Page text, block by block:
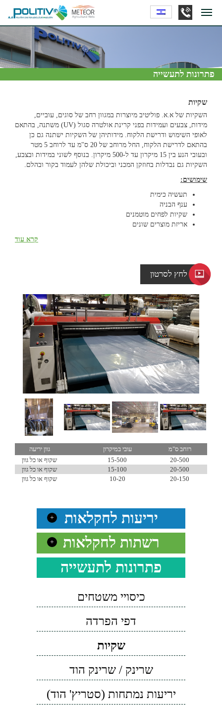
פתרונות לתעשייה
שקיות
השקיות של א.א. פוליטיב מיוצרות במגוון רחב של סוגים, עוביים,
מידות, צבעים ועמידות בפני קרינת אולטרה סגול (UV) משתנה, בהתאם
לאופי השימוש ודרישת הלקוח. מידותיהן של השקיות ישתנה גם כן
בהתאם לדרישת הלקוח, החל מרוחב של 20 ס"מ עד לרוחב 5 מטר
ובעובי הנע בין 15 מיקרון עד ל-500 מיקרון. בנוסף לשוני במידות ובצבע,
השקיות גם נבדלות בחוזקן המכני וביכולת שלהן לעמוד בקור ובהלם.
שימושים:
תעשיה כימית
ענף הבניה
שקיות לפחים מוטמנים
אריזת מוצרים שונים
קרא עוד
לחץ לסרטון
רוחב ס"מ עובי במיקרון
גוון יריעה
20-500
15-500
שקוף או כל גוון
20-500
15-100
שקוף או כל גוון
20-150
10-20 שקוף או כל גוון
יריעות לחקלאות +
רשתות לחקלאות +
פתרונות לתעשייה
כיסויי משטחים
דפי הפרדה
שקיות
שרינק / שרינק הוד
יריעות נמתחות (סטריץ' הוד)